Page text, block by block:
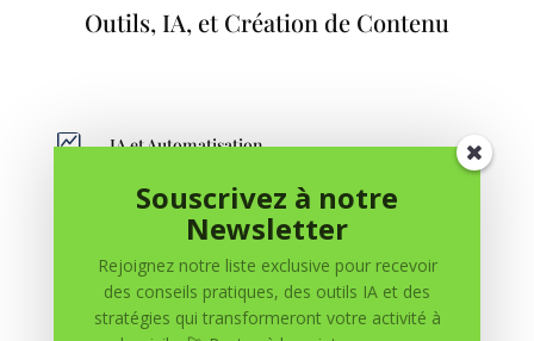
Outils, IA, et Création de Contenu
 IA et Automatisation
Livres
Outils et Ressources
Souscrivez à notre
Newsletter
Rejoignez notre liste exclusive pour recevoir
des conseils pratiques, des outils IA et des
stratégies qui transformeront votre activité à